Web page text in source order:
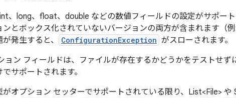
、long、float、double などの数値フィールドの設定がサポー
ンとボックス化されていないバージョンの両方が含まれます（
発生すると、
ConfigurationException がスローされます。
ョン フィールドは、ファイルが存在するかどうかをテストせず
サポートされます。
オプション セッターでサポートされている限り、List<File>